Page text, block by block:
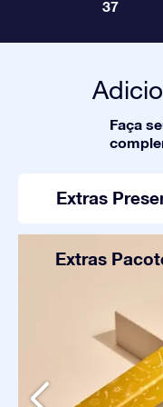
37
Faça
Extras
Extras